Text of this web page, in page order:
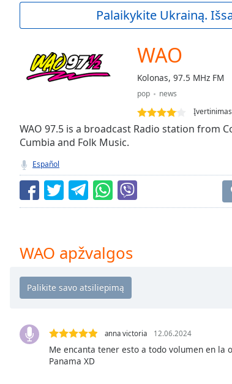
Current
Loaded:
Seek to
currently
LIVE
Remaining
Rate
Chapters
Chapters
Descriptions
descriptions
Palaikykite Ukrainą.
WAO
Kolonas, 97.5 MHz FM
pop
news
WAO 97.5 is a broadcast Radio station from
Cumbia and Folk Music.
Español
WAO apžvalgos
anna victoria 12.06.2024
Me encanta tener esto a todo volumen en la
Panama XD